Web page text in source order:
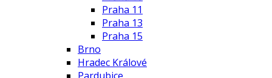
Praha 11
Praha 13
Praha 15
Brno
Hradec Králové